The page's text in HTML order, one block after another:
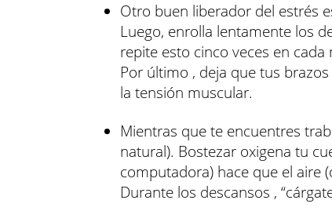
Otro buen liberador del estrés
Luego, enrolla lentamente los
repite esto cinco veces en cada
Por último , deja que tus
la tensión muscular.
Mientras que te encuentres
natural). Bostezar oxigena tu
computadora) hace que el aire
Durante los descansos ,